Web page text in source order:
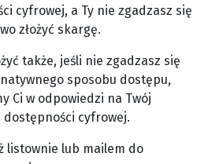
cyfrowej, a Ty nie zgadzasz się
złożyć skargę.
także, jeśli nie zgadzasz się
sposobu dostępu,
Ci w odpowiedzi na Twój
cyfrowej.
listownie lub mailem do